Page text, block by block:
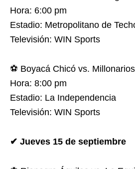
Hora: 6:00 pm
Estadio: Metropolitano de
Televisión: WIN Sports
⚽ Boyacá Chicó vs.
Hora: 8:00 pm
Estadio: La Independencia
Televisión: WIN Sports
✔ Jueves 15 de septiembre